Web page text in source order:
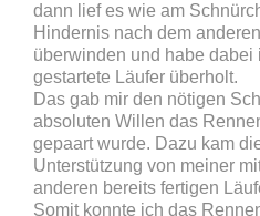
dann lief es wie am
Hindernis nach dem
überwinden und habe dabei
gestartete Läufer überholt.
Das gab mir den nötigen
absoluten Willen das
gepaart wurde. Dazu kam
Unterstützung von meiner
anderen bereits fertigen
Somit konnte ich das